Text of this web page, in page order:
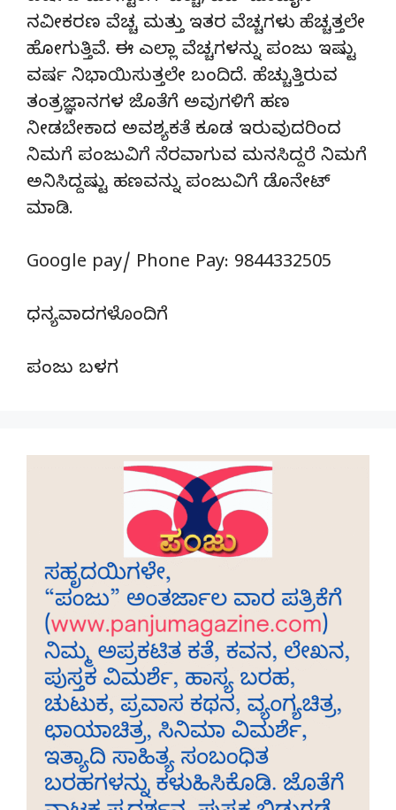
ನವೀಕರಣ ವೆಚ್ಚ ಮತ್ತು ಇತರ ವೆಚ್ಚಗಳು ಹೆಚ್ಚತ್ತಲೇ
ಹೋಗುತ್ತಿವೆ. ಈ ಎಲ್ಲಾ ವೆಚ್ಚಗಳನ್ನು ಪಂಜು ಇಷ್ಟು
ವರ್ಷ ನಿಭಾಯಿಸುತ್ತಲೇ ಬಂದಿದೆ. ಹೆಚ್ಚುತ್ತಿರುವ
ತಂತ್ರಜ್ಞಾನಗಳ ಜೊತೆಗೆ ಅವುಗಳಿಗೆ ಹಣ
ನೀಡಬೇಕಾದ ಅವಶ್ಯಕತೆ ಕೂಡ ಇರುವುದರಿಂದ
ನಿಮಗೆ ಪಂಜುವಿಗೆ ನೆರವಾಗುವ ಮನಸಿದ್ದರೆ ನಿಮಗೆ
ಅನಿಸಿದ್ದಷ್ಟು ಹಣವನ್ನು ಪಂಜುವಿಗೆ ಡೊನೇಟ್‌
ಮಾಡಿ.
Google pay/ Phone Pay: 9844332505
ಧನ್ಯವಾದಗಳೊಂದಿಗೆ
ಪಂಜು ಬಳಗ